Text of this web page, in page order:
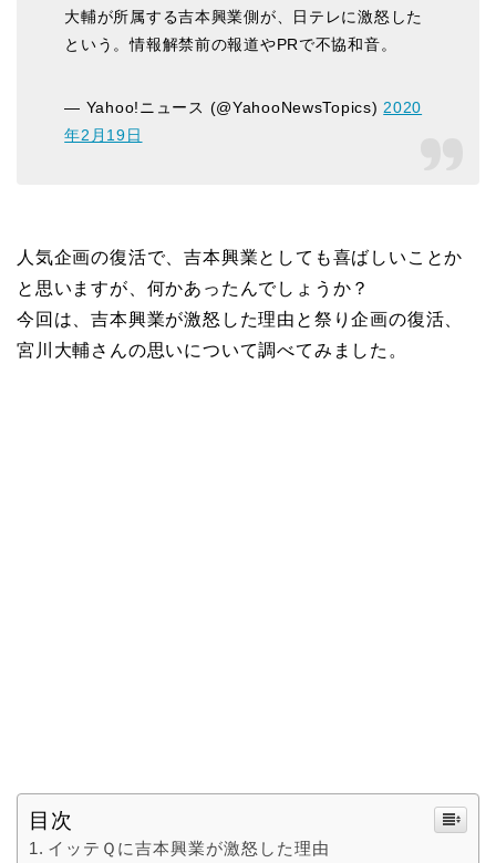
大輔が所属する吉本興業側が、日テレに激怒した
という。情報解禁前の報道やPRで不協和音。
— Yahoo!ニュース (@YahooNewsTopics) 2020
年2月19日
人気企画の復活で、吉本興業としても喜ばしいことか
と思いますが、何かあったんでしょうか？
今回は、吉本興業が激怒した理由と祭り企画の復活、
宮川大輔さんの思いについて調べてみました。
目次
イッテＱに吉本興業が激怒した理由